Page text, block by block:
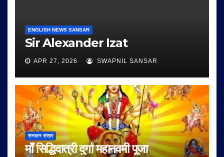
ENGLISH NEWS SANSAR
Sir Alexander Izat
APR 27, 2026 SWAPNIL SANSAR
सनातन संसार
माँ सिद्धिदात्री दुर्गा महानवमी पूजा